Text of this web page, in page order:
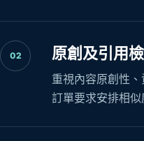
02 原創及引用
重視內容原創性
訂單要求安排相似